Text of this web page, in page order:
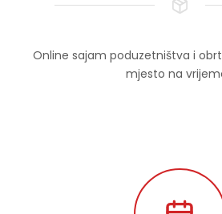
Online sajam poduzetništva i
mjesto na